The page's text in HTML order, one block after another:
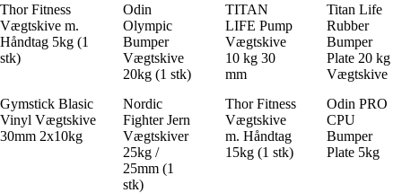
Thor Fitness
Vægtskive m.
Håndtag 5kg (1
stk)
Odin
Olympic
Bumper
Vægtskive
20kg (1 stk)
TITAN
LIFE Pump
Vægtskive
10 kg 30
mm
Titan Life
Rubber
Bumper
Plate 20 kg
Vægtskive
Gymstick Blasic
Vinyl Vægtskive
30mm 2x10kg
Nordic
Fighter Jern
Vægtskiver
25kg /
25mm (1
stk)
Thor Fitness
Vægtskive
m. Håndtag
15kg (1 stk)
Odin PRO
CPU
Bumper
Plate 5kg